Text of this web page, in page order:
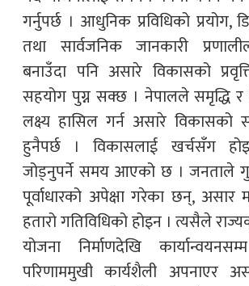
गर्नुपर्छ । आधुनिक प्रविधिको
तथा सार्वजनिक जानकारी
बनाउँदा पनि असारे विकासको
सहयोग पुग्न सक्छ । नेपालले समृद्धि र
लक्ष्य हासिल गर्न असारे विकासको
हुनैपर्छ । विकासलाई खर्चसँग
जोड्नुपर्ने समय आएको छ । जनताले
पूर्वाधारको अपेक्षा गरेका छन्, असार
हतारो गतिविधिको होइन । त्यसैले
योजना निर्माणदेखि
परिणाममुखी कार्यशैली अपनाएर